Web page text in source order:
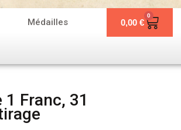
Médailles 0,00 €
0
Panier
1 Franc, 31